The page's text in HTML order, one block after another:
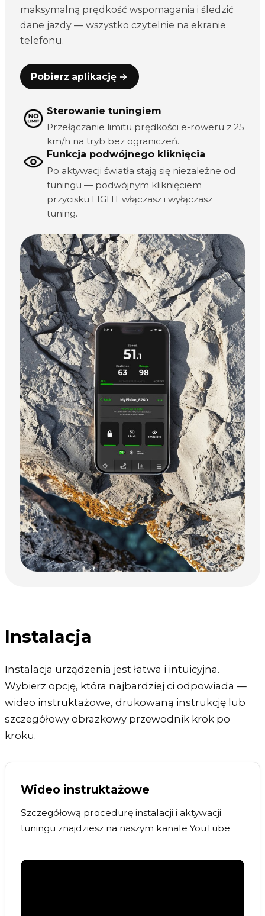
maksymalną prędkość wspomagania i śledzić
dane jazdy — wszystko czytelnie na ekranie
telefonu.
Pobierz aplikację →
Sterowanie tuningiem
Przełączanie limitu prędkości e-roweru z 25
km/h na tryb bez ograniczeń.
Funkcja podwójnego kliknięcia
Po aktywacji światła stają się niezależne od
tuningu — podwójnym kliknięciem
przycisku LIGHT włączasz i wyłączasz
tuning.
Instalacja
Instalacja urządzenia jest łatwa i intuicyjna.
Wybierz opcję, która najbardziej ci odpowiada —
wideo instruktażowe, drukowaną instrukcję lub
szczegółowy obrazkowy przewodnik krok po
kroku.
Wideo instruktażowe
Szczegółową procedurę instalacji i aktywacji
tuningu znajdziesz na naszym kanale YouTube